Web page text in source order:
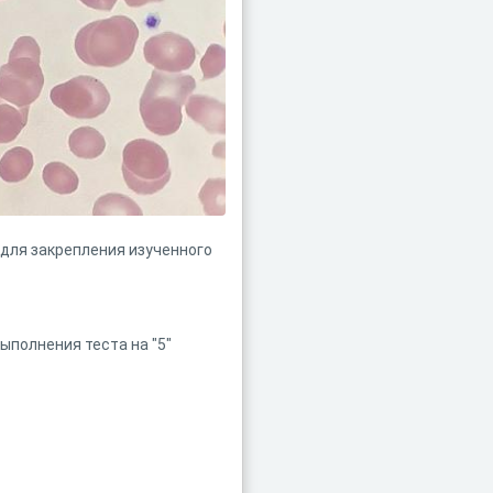
закрепления изученного
теста на "5"